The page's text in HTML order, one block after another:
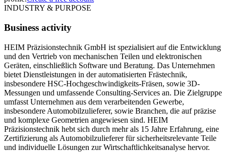
INDUSTRY & PURPOSE
Business activity
HEIM Präzisionstechnik GmbH ist spezialisiert auf die Entwicklung
und den Vertrieb von mechanischen Teilen und elektronischen
Geräten, einschließlich Software und Beratung. Das Unternehmen
bietet Dienstleistungen in der automatisierten Frästechnik,
insbesondere HSC-Hochgeschwindigkeits-Fräsen, sowie 3D-
Messungen und umfassende Consulting-Services an. Die Zielgruppe
umfasst Unternehmen aus dem verarbeitenden Gewerbe,
insbesondere Automobilzulieferer, sowie Branchen, die auf präzise
und komplexe Geometrien angewiesen sind. HEIM
Präzisionstechnik hebt sich durch mehr als 15 Jahre Erfahrung, eine
Zertifizierung als Automobilzulieferer für sicherheitsrelevante Teile
und individuelle Lösungen zur Wirtschaftlichkeitsanalyse hervor.